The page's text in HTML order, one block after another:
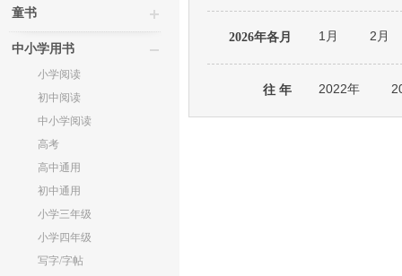
童书
中小学用书
小学阅读
初中阅读
中小学阅读
高考
高中通用
初中通用
小学三年级
小学四年级
写字/字帖
2026年各月 1月 2月
往 年 2022年